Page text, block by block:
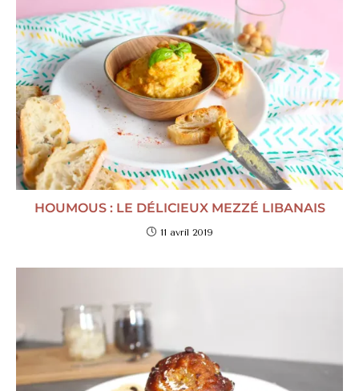
HOUMOUS : LE DÉLICIEUX MEZZÉ LIBANAIS
11 avril 2019